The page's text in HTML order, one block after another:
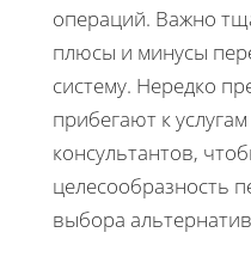
операций. Важно
плюсы и минусы
систему. Нередко
прибегают к
консультантов,
целесообразность
выбора